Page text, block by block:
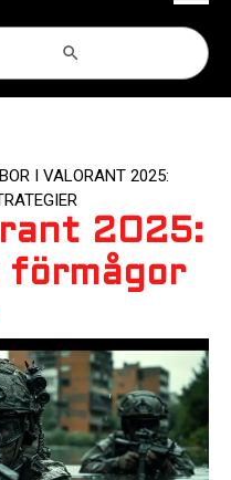
I VALORANT 2025:
2025:
förmågor